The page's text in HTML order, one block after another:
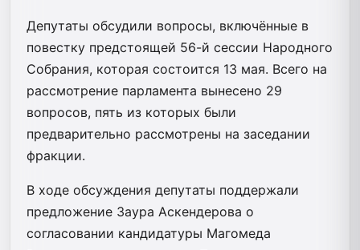
Депутаты обсудили вопросы, включённые в
повестку предстоящей 56-й сессии Народного
Собрания, которая состоится 13 мая. Всего на
рассмотрение парламента вынесено 29
вопросов, пять из которых были
предварительно рассмотрены на заседании
фракции.
В ходе обсуждения депутаты поддержали
предложение Заура Аскендерова о
согласовании кандидатуры Магомеда